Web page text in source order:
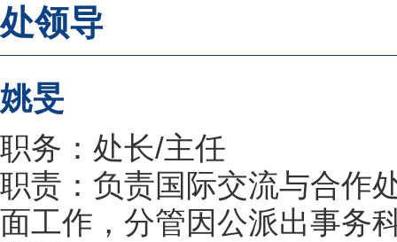
处领导
姚旻
职务：处长/主任
职责：负责国际交流与合作
面工作，分管因公派出事务